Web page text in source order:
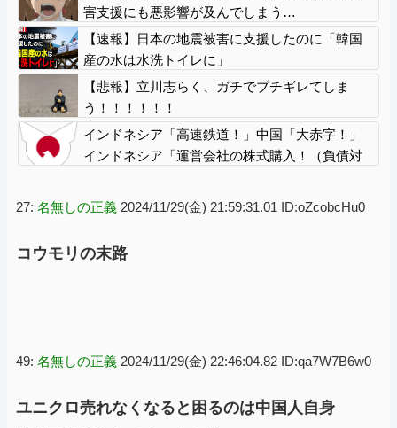
害支援にも悪影響が及んでしまう…
【速報】日本の地震被害に支援したのに「韓国
産の水は水洗トイレに」
【悲報】立川志らく、ガチでブチギレてしま
う！！！！！！
インドネシア「高速鉄道！」中国「大赤字！」
インドネシア「運営会社の株式購入！（負債対
km延伸計画！（実質中止」→
27: 名無しの正義 2024/11/29(金) 21:59:31.01 ID:oZcobcHu0
コウモリの末路
49: 名無しの正義 2024/11/29(金) 22:46:04.82 ID:qa7W7B6w0
ユニクロ売れなくなると困るのは中国人自身